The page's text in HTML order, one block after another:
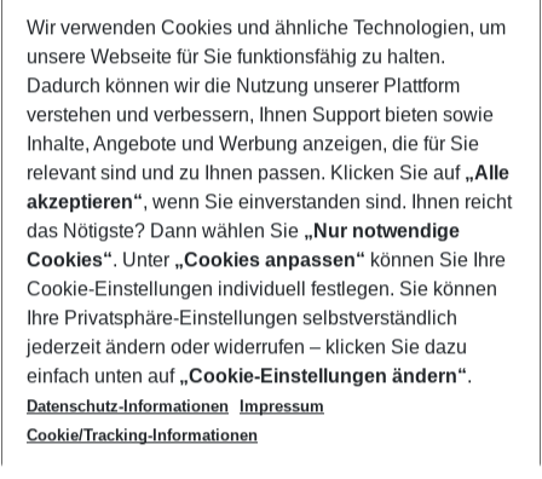
2 Erwachsene Keine Kinder
Mehr Filter anzeigen
Footer
Footer navigation
Über uns
AGB
Cookie-Einstellungen ändern
Cookie-Richtlinie
Datenschutz
Service & Hilfe
Barrierefreies Reisen
Check-in
Folgen Sie uns
Wir verwenden Cookies und ähnliche Technologien, um
unsere Webseite für Sie funktionsfähig zu halten.
Dadurch können wir die Nutzung unserer Plattform
verstehen und verbessern, Ihnen Support bieten sowie
Inhalte, Angebote und Werbung anzeigen, die für Sie
relevant sind und zu Ihnen passen. Klicken Sie auf „Alle
akzeptieren“, wenn Sie einverstanden sind. Ihnen reicht
das Nötigste? Dann wählen Sie „Nur notwendige
Cookies“. Unter „Cookies anpassen“ können Sie Ihre
Cookie-Einstellungen individuell festlegen. Sie können
Ihre Privatsphäre-Einstellungen selbstverständlich
jederzeit ändern oder widerrufen – klicken Sie dazu
einfach unten auf „Cookie-Einstellungen ändern“.
Datenschutz-Informationen
Impressum
Cookie/Tracking-Informationen